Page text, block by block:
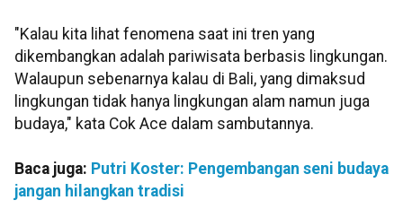
"Kalau kita lihat fenomena saat ini tren yang
dikembangkan adalah pariwisata berbasis lingkungan.
Walaupun sebenarnya kalau di Bali, yang dimaksud
lingkungan tidak hanya lingkungan alam namun juga
budaya," kata Cok Ace dalam sambutannya.
Baca juga: Putri Koster: Pengembangan seni budaya
jangan hilangkan tradisi